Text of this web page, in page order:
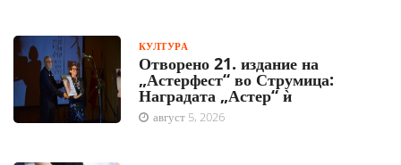
КУЛТУРА
Отворено 21. издание на
„Астерфест“ во Струмица:
Наградата „Астер“ ѝ
август 5, 2026